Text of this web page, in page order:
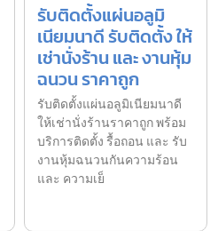
รับติดตั้งแผ่นอลูมิ
เนียมนาดี รับติดตั้ง ให้
เช่านั่งร้าน และ งานหุ้ม
ฉนวน ราคาถูก
รับติดตั้งแผ่นอลูมิเนียมนาดี
ให้เช่านั่งร้านราคาถูก พร้อม
บริการติดตั้ง รื้อถอน และ รับ
งานหุ้มฉนวนกันความร้อน
และ ความเย็